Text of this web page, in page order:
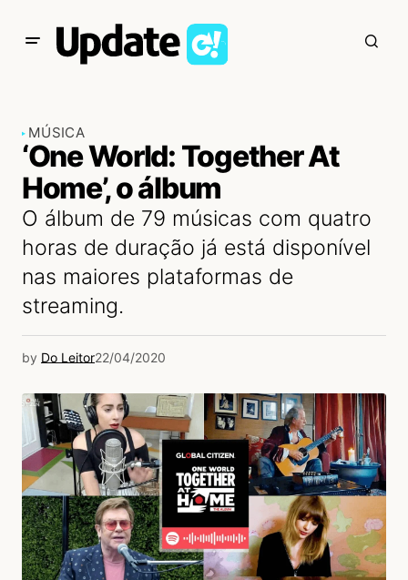
MÚSICA
‘One World: Together At
Home’, o álbum
O álbum de 79 músicas com quatro
horas de duração já está disponível
nas maiores plataformas de
streaming.
by Do Leitor22/04/2020